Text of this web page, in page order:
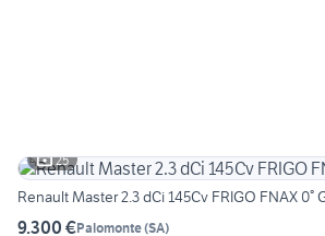
25
Renault Master 2.3 dCi 145Cv FRIGO FNAX 0°
9.300 €Palomonte(SA)